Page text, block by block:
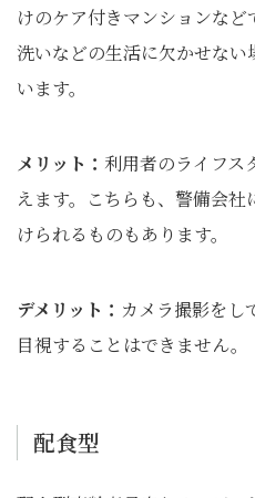
けのケア付きマンションな
洗いなどの生活に欠かせな
います。
メリット： 利用者のライフス
えます。こちらも、警備会
けられるものもあります。
デメリット： カメラ撮影をし
目視することはできません。
配食型